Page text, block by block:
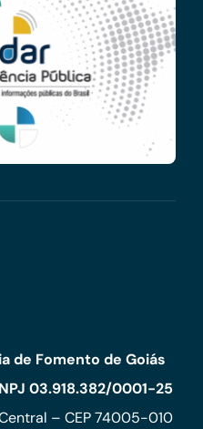
de Fomento de Goiás
03.918.382/0001-25
– CEP 74005-010